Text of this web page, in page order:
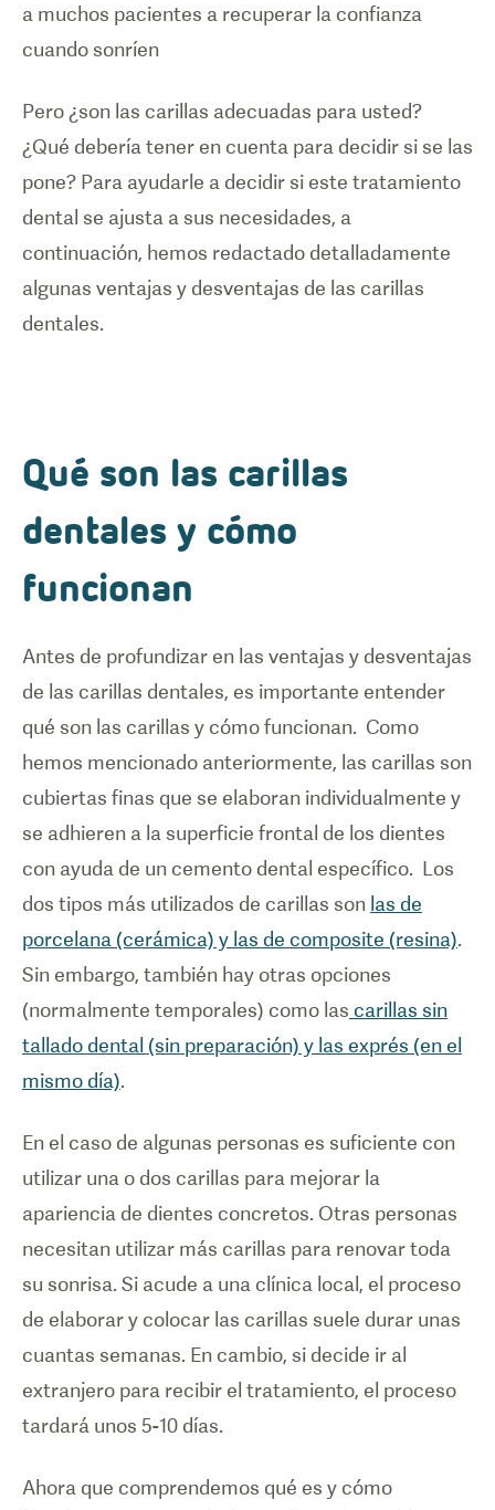
a muchos pacientes a recuperar la confianza
cuando sonríen
Pero ¿son las carillas adecuadas para usted?
¿Qué debería tener en cuenta para decidir si se las
pone? Para ayudarle a decidir si este tratamiento
dental se ajusta a sus necesidades, a
continuación, hemos redactado detalladamente
algunas ventajas y desventajas de las carillas
dentales.
Qué son las carillas
dentales y cómo
funcionan
Antes de profundizar en las ventajas y desventajas
de las carillas dentales, es importante entender
qué son las carillas y cómo funcionan. Como
hemos mencionado anteriormente, las carillas son
cubiertas finas que se elaboran individualmente y
se adhieren a la superficie frontal de los dientes
con ayuda de un cemento dental específico. Los
dos tipos más utilizados de carillas son las de
porcelana (cerámica) y las de composite (resina).
Sin embargo, también hay otras opciones
(normalmente temporales) como las carillas sin
tallado dental (sin preparación) y las exprés (en el
mismo día).
En el caso de algunas personas es suficiente con
utilizar una o dos carillas para mejorar la
apariencia de dientes concretos. Otras personas
necesitan utilizar más carillas para renovar toda
su sonrisa. Si acude a una clínica local, el proceso
de elaborar y colocar las carillas suele durar unas
cuantas semanas. En cambio, si decide ir al
extranjero para recibir el tratamiento, el proceso
tardará unos 5-10 días.
Ahora que comprendemos qué es y cómo